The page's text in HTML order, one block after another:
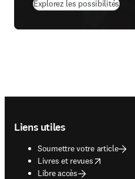
Explorez les possibilités(
Liens utiles
Soumettre votre article
Livres et revues
opens in new tab/window
Libre accès